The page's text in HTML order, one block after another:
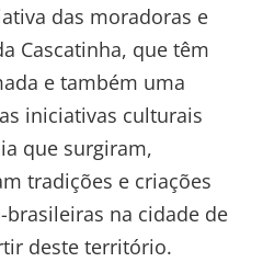
das moradoras e
Cascatinha, que têm
e também uma
iniciativas culturais
que surgiram,
tradições e criações
na cidade de
deste território.